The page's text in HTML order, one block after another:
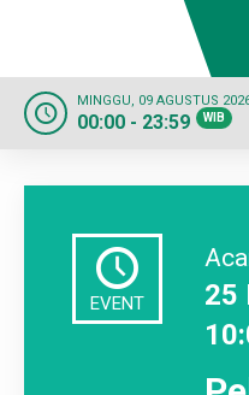
Dokter
Layanan
MINGGU, 09 AGUSTUS
00:00 - 23:59 WIB
EVENT
25